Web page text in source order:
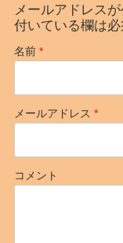
メールアドレス
付いている欄は
名前 *
メールアドレス *
コメント